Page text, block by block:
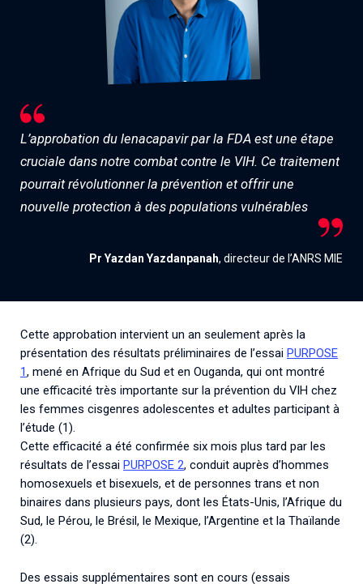
L’approbation du lenacapavir par la FDA est une étape
cruciale dans notre combat contre le VIH. Ce traitement
pourrait révolutionner la prévention et offrir une
nouvelle protection à des populations vulnérables
Pr Yazdan Yazdanpanah, directeur de l’ANRS MIE
Cette approbation intervient un an seulement après la
présentation des résultats préliminaires de l’essai PURPOSE
1, mené en Afrique du Sud et en Ouganda, qui ont montré
une efficacité très importante sur la prévention du VIH chez
les femmes cisgenres adolescentes et adultes participant à
l’étude (1).
Cette efficacité a été confirmée six mois plus tard par les
résultats de l’essai PURPOSE 2, conduit auprès d’hommes
homosexuels et bisexuels, et de personnes trans et non
binaires dans plusieurs pays, dont les États-Unis, l’Afrique du
Sud, le Pérou, le Brésil, le Mexique, l’Argentine et la Thaïlande
(2).
Des essais supplémentaires sont en cours (essais